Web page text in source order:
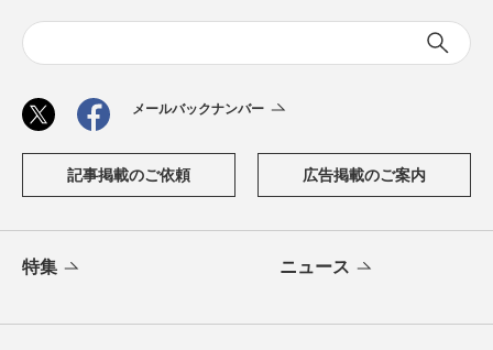
メールバックナンバー
記事掲載のご依頼 広告掲載のご案内
特集 ニュース